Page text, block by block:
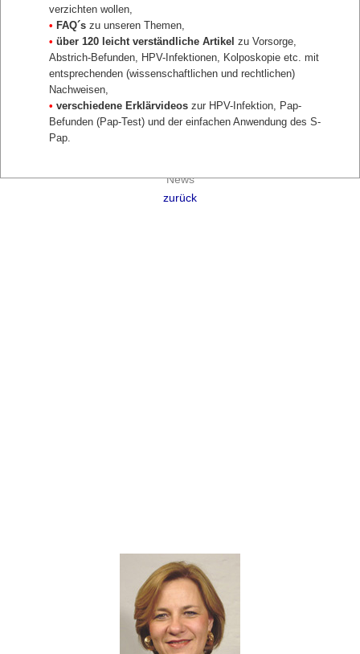
S-PAP
Home S-Pap
Gebärmutterhalskrebs
Der Kombi S-Pap
Studien und Leitlinien
News
zurück
verzichten wollen,
• FAQ´s zu unseren Themen,
• über 120 leicht verständliche Artikel zu Vorsorge,
Abstrich-Befunden, HPV-Infektionen, Kolposkopie etc. mit
entsprechenden (wissenschaftlichen und rechtlichen)
Nachweisen,
• verschiedene Erklärvideos zur HPV-Infektion, Pap-
Befunden (Pap-Test) und der einfachen Anwendung des S-
Pap.